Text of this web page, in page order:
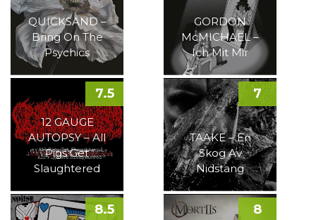
QUICKSAND –
Bring On The
Psychics
GORDON
McMICHAEL –
Ich Mit Mir
12 GAUGE
AUTOPSY – All
Pigs Get
Slaughtered
7.5
TAAKE – En
Skog Av
Nidstang
7
8.5 8